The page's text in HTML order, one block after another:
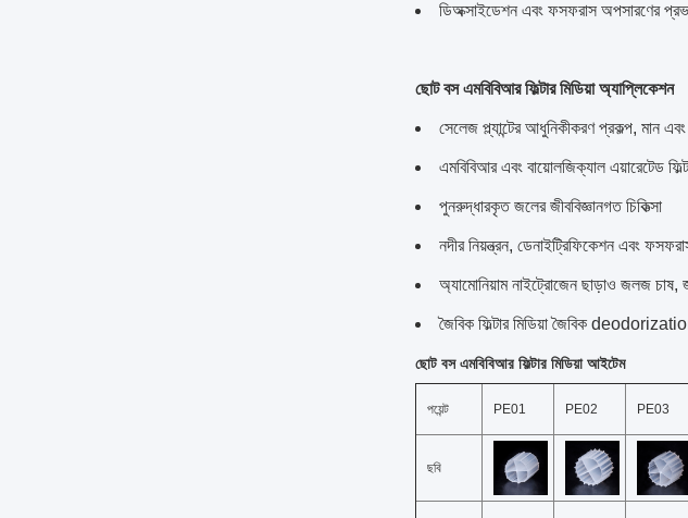
ডিঅক্সাইডেশন এবং ফসফরাস অপসারণের
ছোট বস এমবিবিআর ফিল্টার মিডিয়া অ্যাপ্লিকেশন
সেলেজ প্ল্যান্টের আধুনিকীকরণ প্রকল্প, মান
এমবিবিআর এবং বায়োলজিক্যাল এয়ারেটেড
পুনরুদ্ধারকৃত জলের জীববিজ্ঞানগত চিকিত্সা
নদীর নিয়ন্ত্রন, ডেনাইট্রিফিকেশন এবং
অ্যামোনিয়াম নাইট্রোজেন ছাড়াও জলজ চাষ,
জৈবিক ফিল্টার মিডিয়া জৈবিক
ছোট বস এমবিবিআর ফিল্টার মিডিয়া আইটেম
পয়েন্ট PE01 PE02 PE03
ছবি